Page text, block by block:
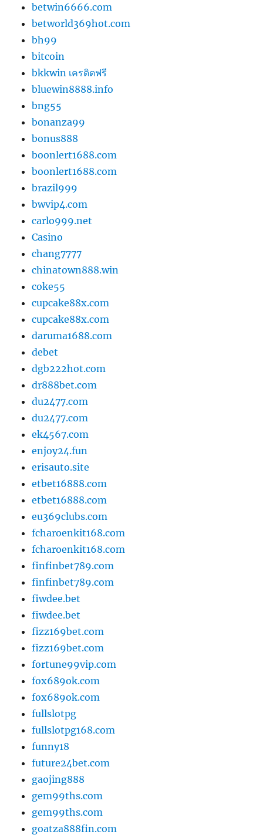
betwin6666.com
betworld369hot.com
bh99
bitcoin
bkkwin เครดิตฟรี
bluewin8888.info
bng55
bonanza99
bonus888
boonlert1688.com
boonlert1688.com
brazil999
bwvip4.com
carlo999.net
Casino
chang7777
chinatown888.win
coke55
cupcake88x.com
cupcake88x.com
daruma1688.com
debet
dgb222hot.com
dr888bet.com
du2477.com
du2477.com
ek4567.com
enjoy24.fun
erisauto.site
etbet16888.com
etbet16888.com
eu369clubs.com
fcharoenkit168.com
fcharoenkit168.com
finfinbet789.com
finfinbet789.com
fiwdee.bet
fiwdee.bet
fizz169bet.com
fizz169bet.com
fortune99vip.com
fox689ok.com
fox689ok.com
fullslotpg
fullslotpg168.com
funny18
future24bet.com
gaojing888
gem99ths.com
gem99ths.com
goatza888fin.com